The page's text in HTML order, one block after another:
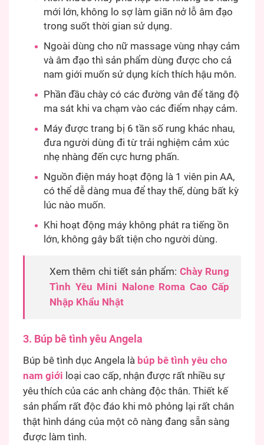
mới lớn, không lo sợ làm giãn nở lỗ âm đạo
trong suốt thời gian sử dụng.
Ngoài dùng cho nữ massage vùng nhạy cảm
và âm đạo thì sản phẩm dùng được cho cả
nam giới muốn sử dụng kích thích hậu môn.
Phần đầu chày có các đường vân để tăng độ
ma sát khi va chạm vào các điểm nhạy cảm.
Máy được trang bị 6 tần số rung khác nhau,
đưa người dùng đi từ trải nghiệm cảm xúc
nhẹ nhàng đến cực hưng phấn.
Nguồn điện máy hoạt động là 1 viên pin AA,
có thể dễ dàng mua để thay thế, dùng bất kỳ
lúc nào muốn.
Khi hoạt động máy không phát ra tiếng ồn
lớn, không gây bất tiện cho người dùng.
Xem thêm chi tiết sản phẩm: Chày Rung
Tình Yêu Mini Nalone Roma Cao Cấp
Nhập Khẩu Nhật
3. Búp bê tình yêu Angela
Búp bê tình dục Angela là búp bê tình yêu cho
nam giới loại cao cấp, nhận được rất nhiều sự
yêu thích của các anh chàng độc thân. Thiết kế
sản phẩm rất độc đáo khi mô phỏng lại rất chân
thật hình dáng của một cô nàng đang sẵn sàng
được làm tình.